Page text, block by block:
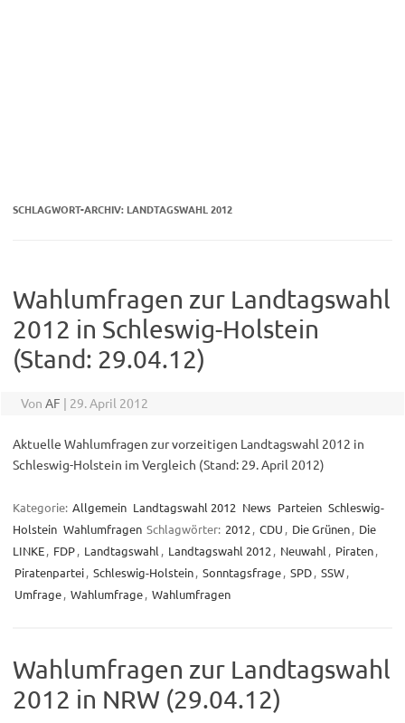
SCHLAGWORT-ARCHIV: LANDTAGSWAHL 2012
Wahlumfragen zur Landtagswahl
2012 in Schleswig-Holstein
(Stand: 29.04.12)
Von AF | 29. April 2012
Aktuelle Wahlumfragen zur vorzeitigen Landtagswahl 2012 in
Schleswig-Holstein im Vergleich (Stand: 29. April 2012)
Kategorie: Allgemein Landtagswahl 2012 News Parteien Schleswig-
Holstein Wahlumfragen Schlagwörter: 2012 , CDU , Die Grünen, Die
LINKE, FDP, Landtagswahl , Landtagswahl 2012 , Neuwahl , Piraten,
Piratenpartei, Schleswig-Holstein, Sonntagsfrage, SPD, SSW,
Umfrage, Wahlumfrage, Wahlumfragen
Wahlumfragen zur Landtagswahl
2012 in NRW (29.04.12)